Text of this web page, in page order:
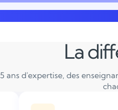
La
ans d'expertise, des